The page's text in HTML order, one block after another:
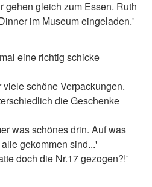
gehen gleich zum Essen. Ruth
im Museum eingeladen.'
eine richtig schicke
schöne Verpackungen.
die Geschenke
was schönes drin. Auf was
gekommen sind...'
doch die Nr.17 gezogen?!'